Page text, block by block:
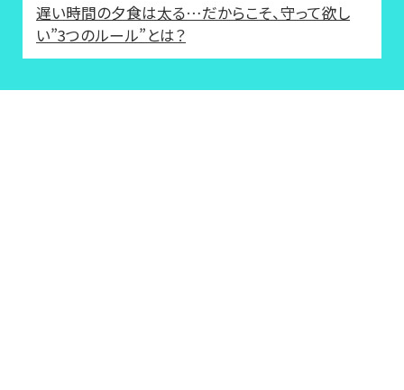
遅い時間の夕食は太る…だからこそ、守って欲し
い”3つのルール”とは？